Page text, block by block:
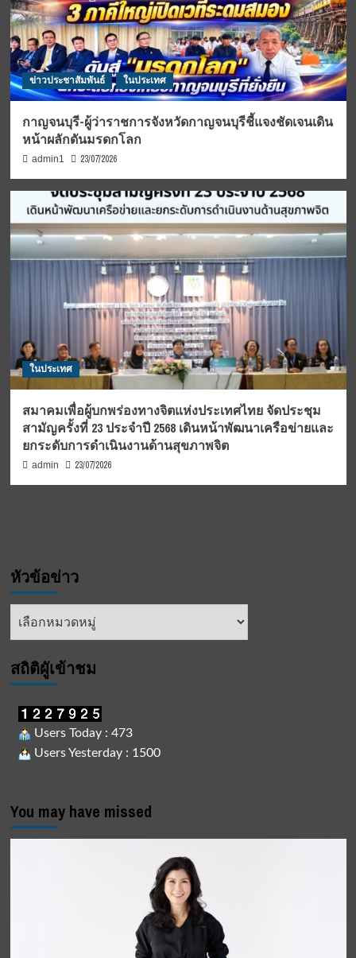
ข่าวประชาสัมพันธ์ ในประเทศ
กาญจนบุรี-ผู้ว่าราชการจังหวัดกาญจนบุรีชี้แจงชัดเจนเดิน
หน้าผลักดันมรดกโลก
admin1 23/07/2026
ในประเทศ
สมาคมเพื่อผู้บกพร่องทางจิตแห่งประเทศไทย จัดประชุม
สามัญครั้งที่ 23 ประจำปี 2568 เดินหน้าพัฒนาเครือข่ายและ
ยกระดับการดำเนินงานด้านสุขภาพจิต
admin 23/07/2026
หัวข้อข่าว
หัวข้อ
สถิติผูัเข้าชม
Users Today : 473
Users Yesterday : 1500
You may have missed